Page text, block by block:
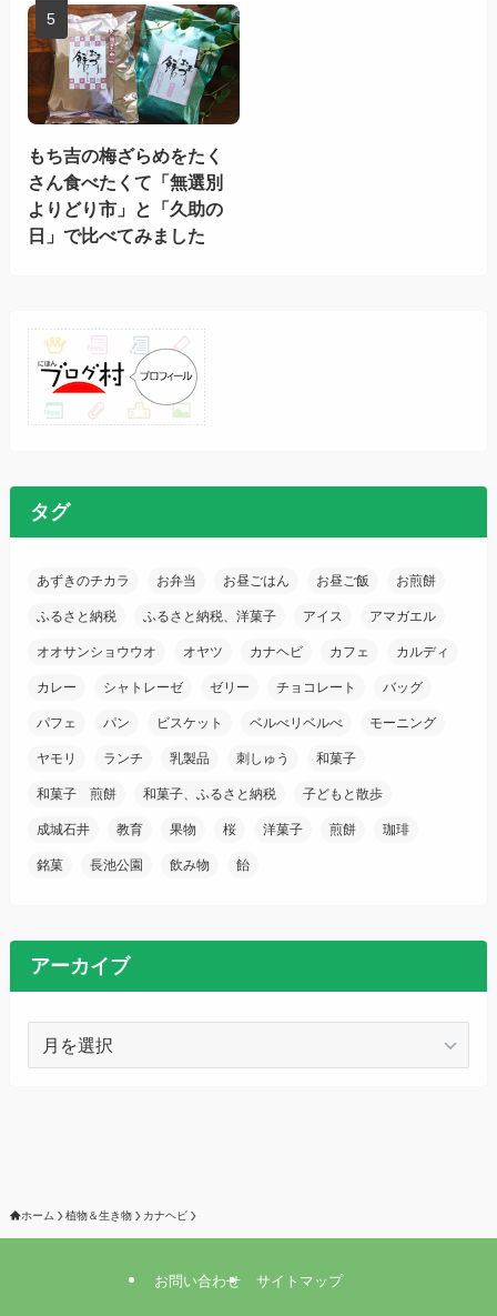
もち吉の梅ざらめをたく
さん食べたくて「無選別
よりどり市」と「久助の
日」で比べてみました
タグ
あずきのチカラ お弁当 お昼ごはん お昼ご飯 お煎餅
ふるさと納税 ふるさと納税、洋菓子 アイス アマガエル
オオサンショウウオ オヤツ カナヘビ カフェ カルディ
カレー シャトレーゼ ゼリー チョコレート バッグ
パフェ パン ビスケット ベルべリベルべ モーニング
ヤモリ ランチ 乳製品 刺しゅう 和菓子
和菓子 煎餅 和菓子、ふるさと納税 子どもと散歩
成城石井 教育 果物 桜 洋菓子 煎餅 珈琲
銘菓 長池公園 飲み物 飴
アーカイブ
ホーム 植物＆生き物 カナヘビ
お問い合わせ サイトマップ